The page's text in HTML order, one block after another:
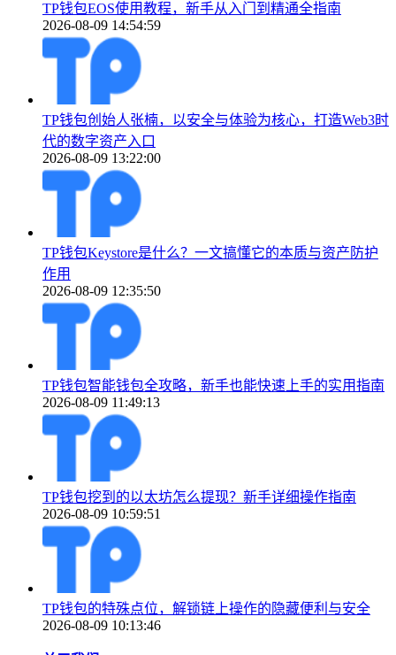
TP钱包EOS使用教程，新手从入门到精通全指南
2026-08-09 14:54:59
TP钱包创始人张楠，以安全与体验为核心，打造Web3时
代的数字资产入口
2026-08-09 13:22:00
TP钱包Keystore是什么？一文搞懂它的本质与资产防护
作用
2026-08-09 12:35:50
TP钱包智能钱包全攻略，新手也能快速上手的实用指南
2026-08-09 11:49:13
TP钱包挖到的以太坊怎么提现？新手详细操作指南
2026-08-09 10:59:51
TP钱包的特殊点位，解锁链上操作的隐藏便利与安全
2026-08-09 10:13:46